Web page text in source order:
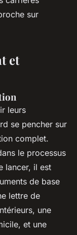
sur
et
leurs
se pencher sur
complet.
le processus
lancer, il est
de base
lettre de
une
et une